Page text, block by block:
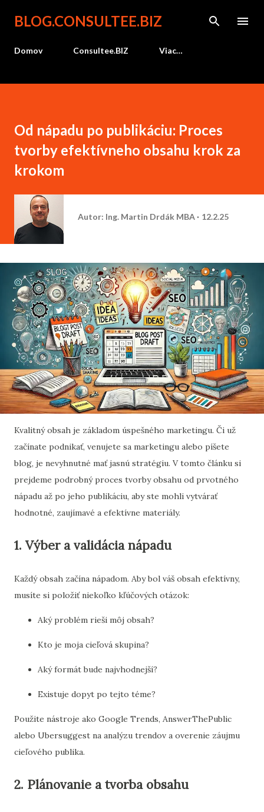
Preskočiť na hlavný obsah
BLOG.CONSULTEE.BIZ
Domov Consultee.BIZ Viac…
Od nápadu po publikáciu: Proces
tvorby efektívneho obsahu krok za
krokom
Autor: Ing. Martin Drdák MBA 12.2.25
Kvalitný obsah je základom úspešného marketingu. Či už
začínate podnikať, venujete sa marketingu alebo píšete
blog, je nevyhnutné mať jasnú stratégiu. V tomto článku si
prejdeme podrobný proces tvorby obsahu od prvotného
nápadu až po jeho publikáciu, aby ste mohli vytvárať
hodnotné, zaujímavé a efektívne materiály.
1. Výber a validácia nápadu
Každý obsah začína nápadom. Aby bol váš obsah efektívny,
musíte si položiť niekoľko kľúčových otázok:
Aký problém rieši môj obsah?
Kto je moja cieľová skupina?
Aký formát bude najvhodnejší?
Existuje dopyt po tejto téme?
Použite nástroje ako Google Trends, AnswerThePublic
alebo Ubersuggest na analýzu trendov a overenie záujmu
cieľového publika.
2. Plánovanie a tvorba obsahu